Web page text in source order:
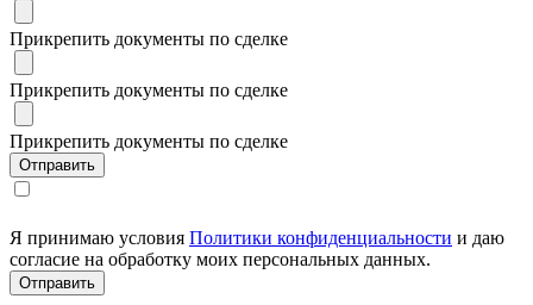
Прикрепить документы по сделке
Прикрепить документы по сделке
Прикрепить документы по сделке
Я принимаю условия Политики конфиденциальности и даю
согласие на обработку моих персональных данных.